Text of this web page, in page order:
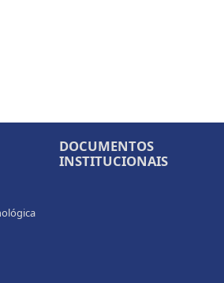
DOCUMENTOS
INSTITUCIONAIS